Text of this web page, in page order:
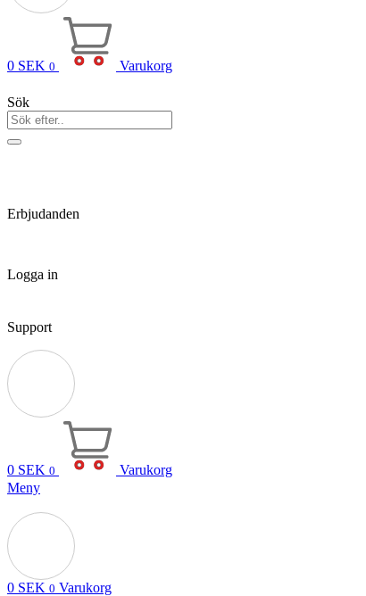
0 SEK 0 Varukorg
Sök
Erbjudanden
Logga in
Support
0 SEK 0
Varukorg
Meny
0 SEK 0 Varukorg